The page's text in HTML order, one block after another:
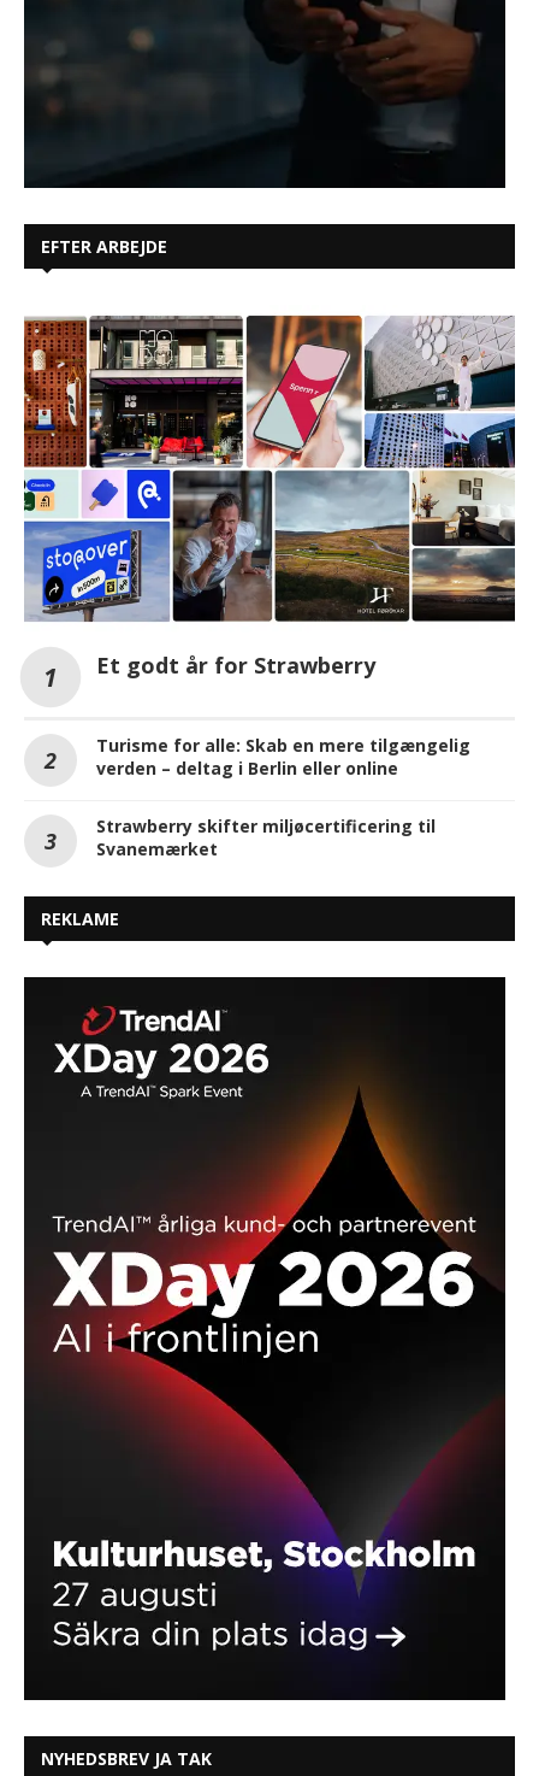
EFTER ARBEJDE
Et godt år for Strawberry
Turisme for alle: Skab en mere tilgængelig
verden – deltag i Berlin eller online
Strawberry skifter miljøcertificering til
Svanemærket
REKLAME
NYHEDSBREV JA TAK